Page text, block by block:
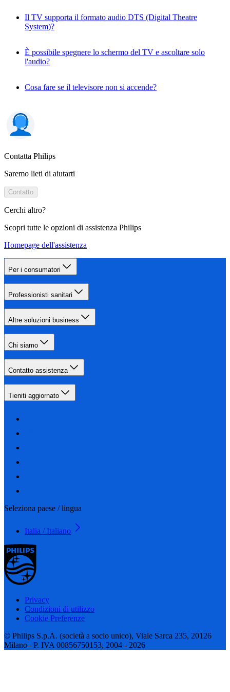
Il TV supporta il formato audio DTS (Digital Theatre
System)?
È possibile spegnere lo schermo del TV e ascoltare solo
l'audio?
Cosa fare se il televisore non si accende?
Contatta Philips
Saremo lieti di aiutarti
Contatto
Cerchi altro?
Scopri tutte le opzioni di assistenza Philips
Homepage dell'assistenza
Per i consumatori
Professionisti sanitari
Altre soluzioni business
Chi siamo
Contatto assistenza
Tieniti aggiornato
Seleziona paese / lingua
Italia / Italiano
Privacy
Condizioni di utilizzo
Cookie Preferenze
© Philips S.p.A. (società a socio unico), Viale Sarca 235, 20126
Milano– P. IVA 00856750153, 2004 - 2026